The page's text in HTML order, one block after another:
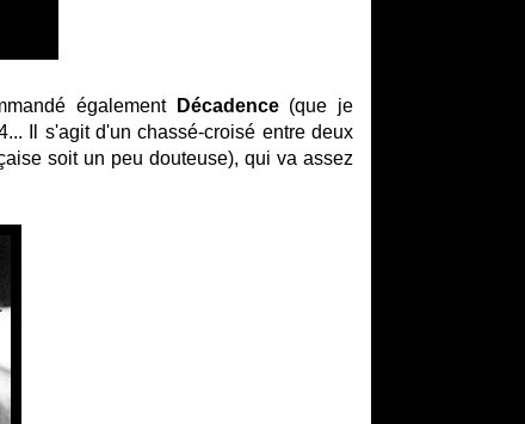
également Décadence (que je
Il s'agit d'un chassé-croisé entre deux
soit un peu douteuse), qui va assez